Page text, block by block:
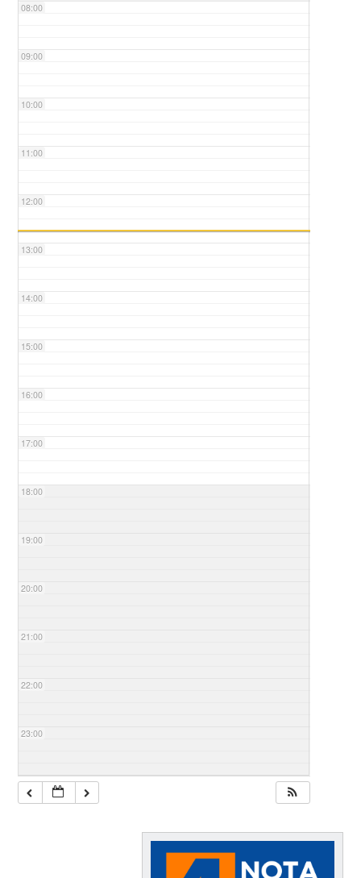
08:00
09:00
10:00
11:00
12:00
13:00
14:00
15:00
16:00
17:00
18:00
19:00
20:00
21:00
22:00
23:00